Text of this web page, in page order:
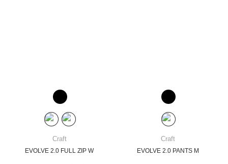
Craft
EVOLVE 2.0 FULL ZIP W
Craft
EVOLVE 2.0 PANTS M